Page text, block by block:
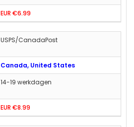
EUR €6.99
USPS/CanadaPost
Canada, United States
14-19 werkdagen
EUR €8.99